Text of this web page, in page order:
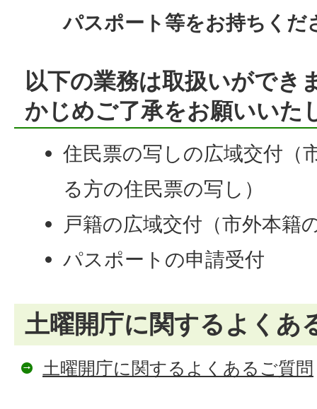
パスポート等をお持ちくだ
以下の業務は取扱いができ
かじめご了承をお願いいた
住民票の写しの広域交付（
る方の住民票の写し）
戸籍の広域交付（市外本籍
パスポートの申請受付
土曜開庁に関するよくあ
土曜開庁に関するよくあるご質問